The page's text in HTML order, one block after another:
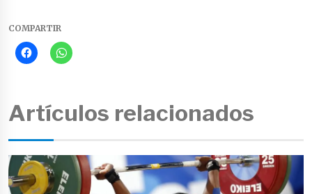
COMPARTIR
Artículos relacionados